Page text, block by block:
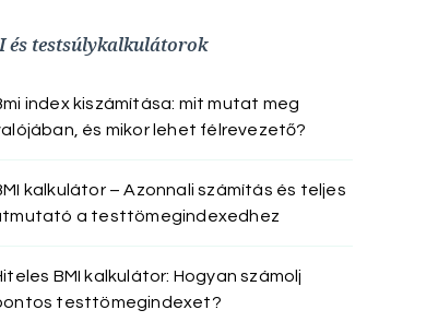
és testsúlykalkulátorok
index kiszámítása: mit mutat meg
és mikor lehet félrevezető?
kalkulátor – Azonnali számítás és teljes
a testtömegindexedhez
BMI kalkulátor: Hogyan számolj
testtömegindexet?